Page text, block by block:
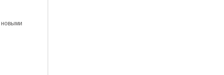
новыми